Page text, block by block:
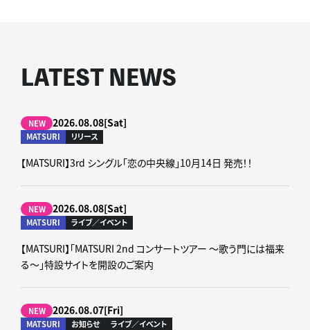
LATEST NEWS
NEW 2026.08.08[Sat]
MATSURI リリース
【MATSURI】3rd シングル「恋の中央線」10月14日 発売！！
NEW 2026.08.08[Sat]
MATSURI ライブ／イベント
【MATSURI】「MATSURI 2nd コンサートツアー ～歌う門には福来
る～」特設サイトを開設のご案内
NEW 2026.08.07[Fri]
MATSURI お知らせ ライブ／イベント